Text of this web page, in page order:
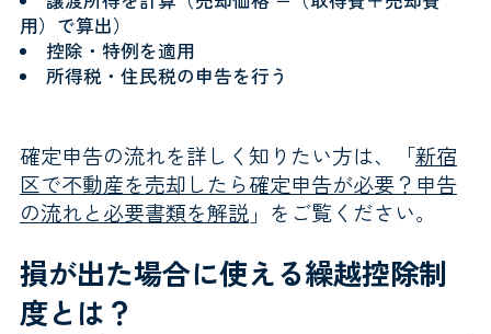
用）で算出）
控除・特例を適用
所得税・住民税の申告を行う
確定申告の流れを詳しく知りたい方は、「新宿
区で不動産を売却したら確定申告が必要？申告
の流れと必要書類を解説」をご覧ください。
損が出た場合に使える繰越控除制
度とは？